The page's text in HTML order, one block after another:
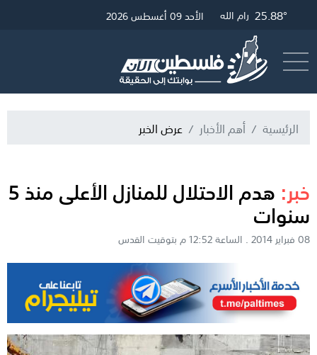
30.13° غزة 26.12° القدس 25.88° رام الله الأحد 09 أغسطس 2026
الرئيسية أهم الأخبار عرض الخبر
خبر: هدم الاحتلال للمنازل الأعلى منذ 5
سنوات
08 فبراير 2014 . الساعة 12:52 م بتوقيت القدس